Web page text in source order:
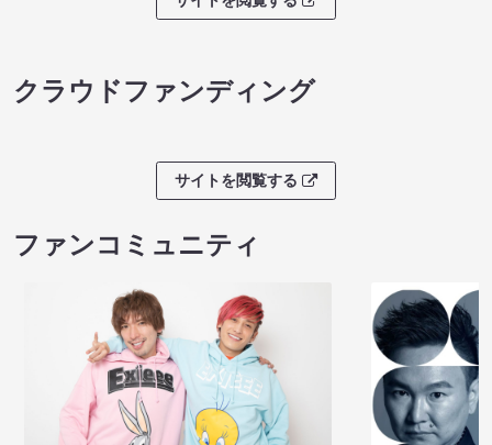
クラウドファンディング
サイトを閲覧する
ファンコミュニティ